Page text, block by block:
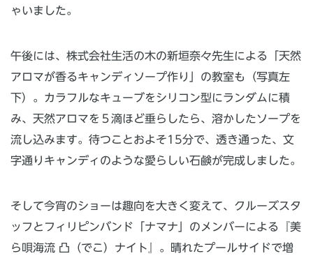
ゃいました。
午後には、株式会社生活の木の新垣奈々先生による「天然
アロマが香るキャンディソープ作り」の教室も（写真左
下）。カラフルなキューブをシリコン型にランダムに積
み、天然アロマを５滴ほど垂らしたら、溶かしたソープを
流し込みます。待つことおよそ15分で、透き通った、文
字通りキャンディのような愛らしい石鹸が完成しました。
そして今宵のショーは趣向を大きく変えて、クルーズスタ
ッフとフィリピンバンド「ナマナ」のメンバーによる『美
ら唄海流 凸（でこ）ナイト』。晴れたプールサイドで増